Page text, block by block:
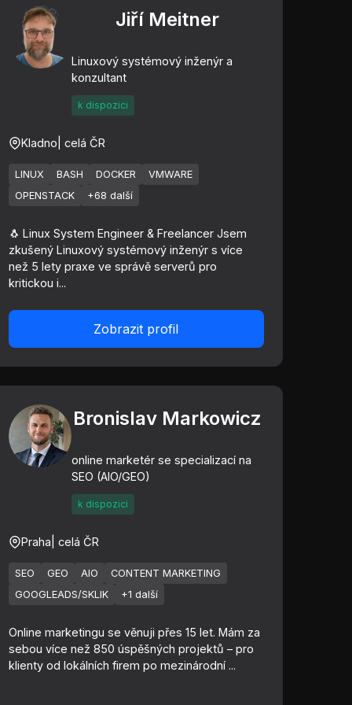
Jiří Meitner
Linuxový systémový inženýr a
konzultant
k dispozici
Kladno | celá ČR
LINUX BASH DOCKER
VMWARE
OPENSTACK
+68 další
🐧 Linux System Engineer & Freelancer Jsem
zkušený Linuxový systémový inženýr s více
než 5 lety praxe ve správě serverů pro
kritickou i...
Zobrazit profil
Bronislav Markowicz
online marketér se specializací na
SEO (AIO/GEO)
k dispozici
Praha | celá ČR
SEO GEO AIO
CONTENT MARKETING
GOOGLEADS/SKLIK
+1 další
Online marketingu se věnuji přes 15 let. Mám za
sebou více než 850 úspěšných projektů – pro
klienty od lokálních firem po mezinárodní ...